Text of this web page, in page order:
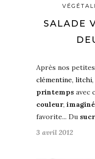
SALADE
Après nos petites
clémentine, litchi
printemps avec
couleur,
favorite... Du
3 avril 2012